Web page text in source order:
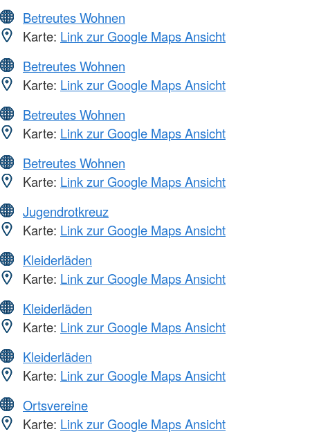
Betreutes Wohnen
Karte: Link zur Google Maps Ansicht
Betreutes Wohnen
Karte: Link zur Google Maps Ansicht
Betreutes Wohnen
Karte: Link zur Google Maps Ansicht
Betreutes Wohnen
Karte: Link zur Google Maps Ansicht
Jugendrotkreuz
Karte: Link zur Google Maps Ansicht
Kleiderläden
Karte: Link zur Google Maps Ansicht
Kleiderläden
Karte: Link zur Google Maps Ansicht
Kleiderläden
Karte: Link zur Google Maps Ansicht
Ortsvereine
Karte: Link zur Google Maps Ansicht